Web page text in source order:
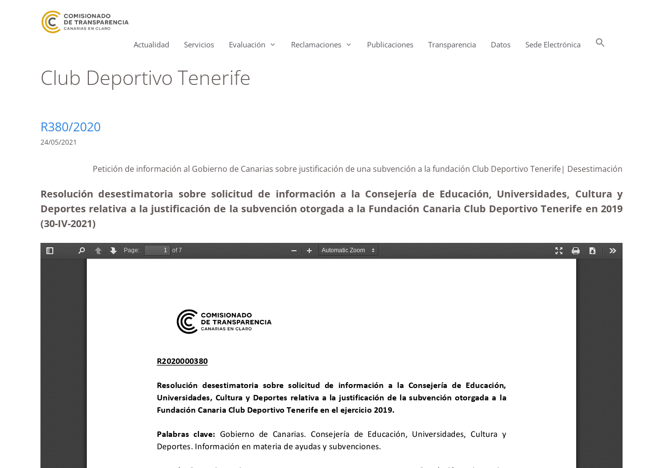
Actualidad Servicios Evaluación Reclamaciones Publicaciones Transparencia Datos Sede Electrónica
Club Deportivo Tenerife
R380/2020
24/05/2021
Petición de información al Gobierno de Canarias sobre justificación de una subvención a la fundación Club Deportivo Tenerife| Desestimación
Resolución desestimatoria sobre solicitud de información a la Consejería de Educación, Universidades, Cultura y
Deportes relativa a la justificación de la subvención otorgada a la Fundación Canaria Club Deportivo Tenerife en 2019
(30-IV-2021)